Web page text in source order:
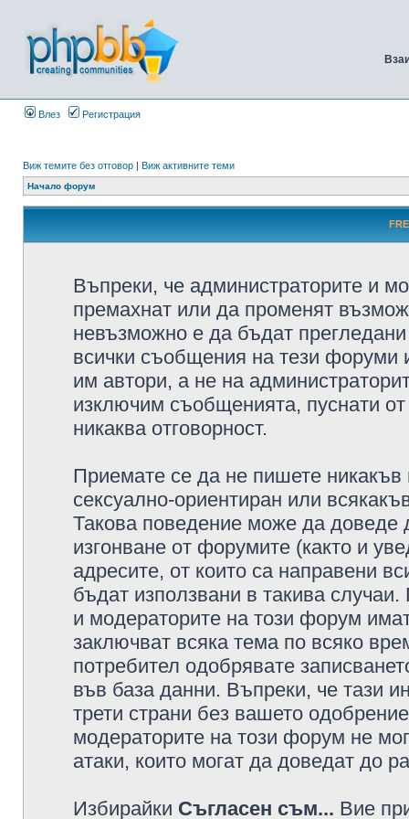
Влез Регистрация
Виж темите без отговор | Виж активните теми
Начало форум
Въпреки, че администраторите и
премахнат или да променят
невъзможно е да бъдат
всички съобщения на тези форуми
им автори, а не на
изключим съобщенията, пуснати
никаква отговорност.
Приемате се да не пишете никакъв
сексуално-ориентиран или
Такова поведение може да доведе
изгонване от форумите (както и
адресите, от които са направени
бъдат използвани в такива
и модераторите на този форум
заключват всяка тема по всяко
потребител одобрявате
във база данни. Въпреки, че тази
трети страни без вашето
модераторите на този форум не
атаки, които могат да доведат до
Избирайки Съгласен съм... Вие